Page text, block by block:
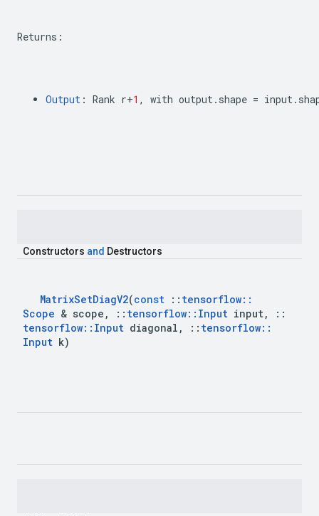
Returns :
Output : Rank r+1 , with output. shape = input.
Constructors and Destructors
MatrixSetDiagV2(const :: tensorflow::
Scope & scope , :: tensorflow:: Input input,
::
tensorflow:: Input diagonal , :: tensorflow::
Input k)